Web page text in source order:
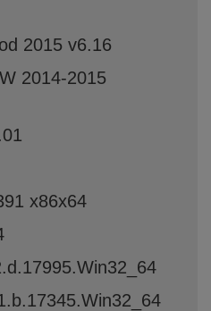
2015 v6.16
2014-2015
x86x64